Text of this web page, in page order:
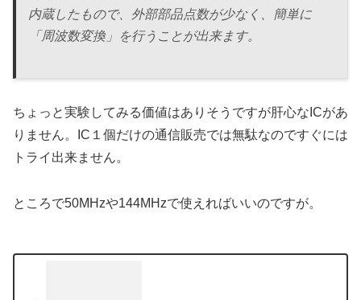
内蔵したもので、外部部品点数が少なく、簡単に
「周波数変換」を行うことが出来ます。
ちょっと実験してみる価値はありそうですが肝心なICがあ
りません。IC１個だけの通信販売では無駄なのですぐには
トライ出来ません。
ところで50MHzや144MHzで使えればいいのですが。